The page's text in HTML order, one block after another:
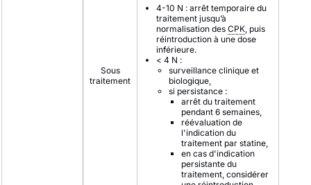
Sous
traitement
4-10 N : arrêt temporaire du
traitement jusqu’à
normalisation des CPK, puis
réintroduction à une dose
inférieure.
< 4 N :
surveillance clinique et
biologique,
si persistance :
arrêt du traitement
pendant 6 semaines,
réévaluation de
l'indication du
traitement par statine,
en cas d'indication
persistante du
traitement, considérer